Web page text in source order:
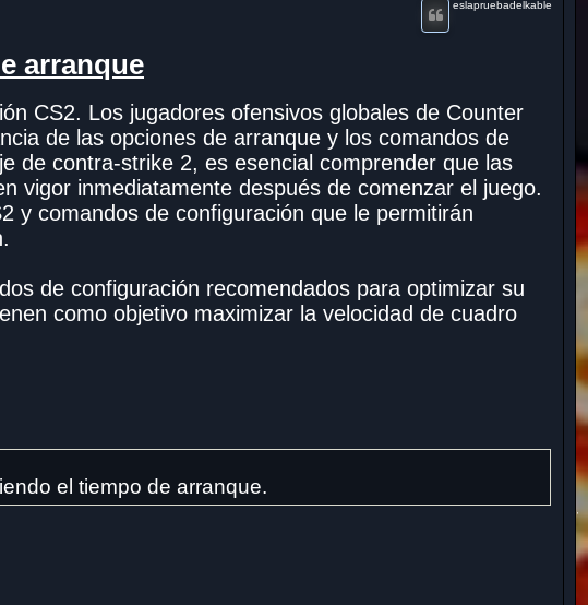
eslapruebadelkable
arranque
CS2. Los jugadores ofensivos globales de Counter
de las opciones de arranque y los comandos de
de contra-strike 2, es esencial comprender que las
vigor inmediatamente después de comenzar el juego.
y comandos de configuración que le permitirán
de configuración recomendados para optimizar su
como objetivo maximizar la velocidad de cuadro
el tiempo de arranque.